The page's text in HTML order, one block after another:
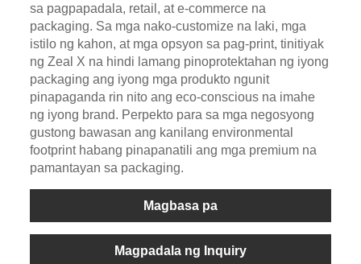
sa pagpapadala, retail, at e-commerce na
packaging. Sa mga nako-customize na laki, mga
istilo ng kahon, at mga opsyon sa pag-print, tinitiyak
ng Zeal X na hindi lamang pinoprotektahan ng iyong
packaging ang iyong mga produkto ngunit
pinapaganda rin nito ang eco-conscious na imahe
ng iyong brand. Perpekto para sa mga negosyong
gustong bawasan ang kanilang environmental
footprint habang pinapanatili ang mga premium na
pamantayan sa packaging.
Magbasa pa
Magpadala ng Inquiry